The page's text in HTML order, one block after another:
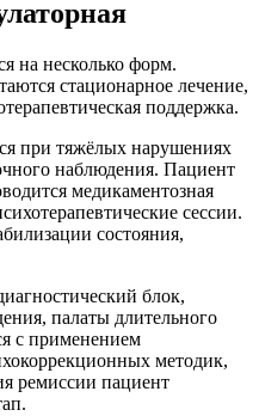
на несколько форм.
стационарное лечение,
поддержка.
при тяжёлых нарушениях
наблюдения. Пациент
медикаментозная
сессии.
состояния,
блок,
палаты длительного
с применением
методик,
ремиссии пациент